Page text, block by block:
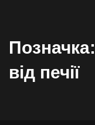
Позначка:
від печії